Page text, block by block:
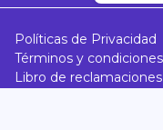
Políticas de Privacidad
Términos y condiciones
Libro de reclamaciones